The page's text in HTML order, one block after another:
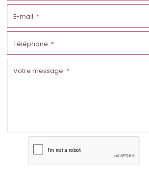
E-mail
Téléphone
Votre message